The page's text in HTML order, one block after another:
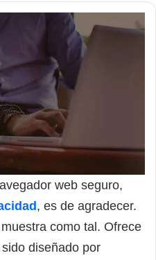
web seguro,
, es de agradecer.
como tal. Ofrece
diseñado por